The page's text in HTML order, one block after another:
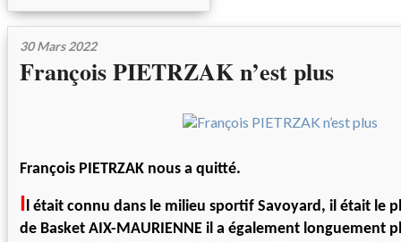
30 Mars 2022
François PIETRZAK n’est plus
François PIETRZAK nous a quitté.
Il était connu dans le milieu sportif Savoyard, il était le
de Basket AIX-MAURIENNE il a également longuement